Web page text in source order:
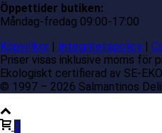
Öppettider butiken:
Måndag-fredag 09:00-17:00
Köpvillkor | Integritetspolicy |
Priser visas inklusive moms för
Ekologiskt certifierad av SE-
© 1997 – 2026 Salmantinos
0